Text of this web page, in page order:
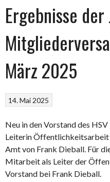
Ergebnisse
März 2025
14. Mai 2025
Neu in den Vorstand des
Leiterin Öffentlichkeitsarbeit
Amt von Frank Dieball. Für
Mitarbeit als Leiter der
Vorstand bei Frank Dieball.